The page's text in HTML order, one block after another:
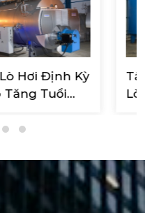
Tẩy Rửa Cáu Cặn
Lò Hơi: Hướng